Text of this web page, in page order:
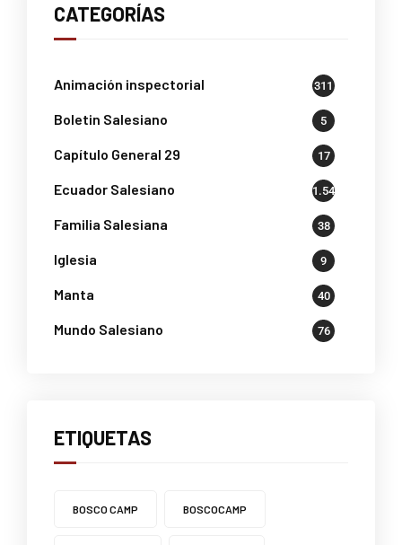
CATEGORÍAS
Animación inspectorial 311
Boletin Salesiano 5
Capítulo General 29 17
Ecuador Salesiano 1.541
Familia Salesiana 38
Iglesia 9
Manta 40
Mundo Salesiano 76
ETIQUETAS
BOSCO CAMP BOSCOCAMP